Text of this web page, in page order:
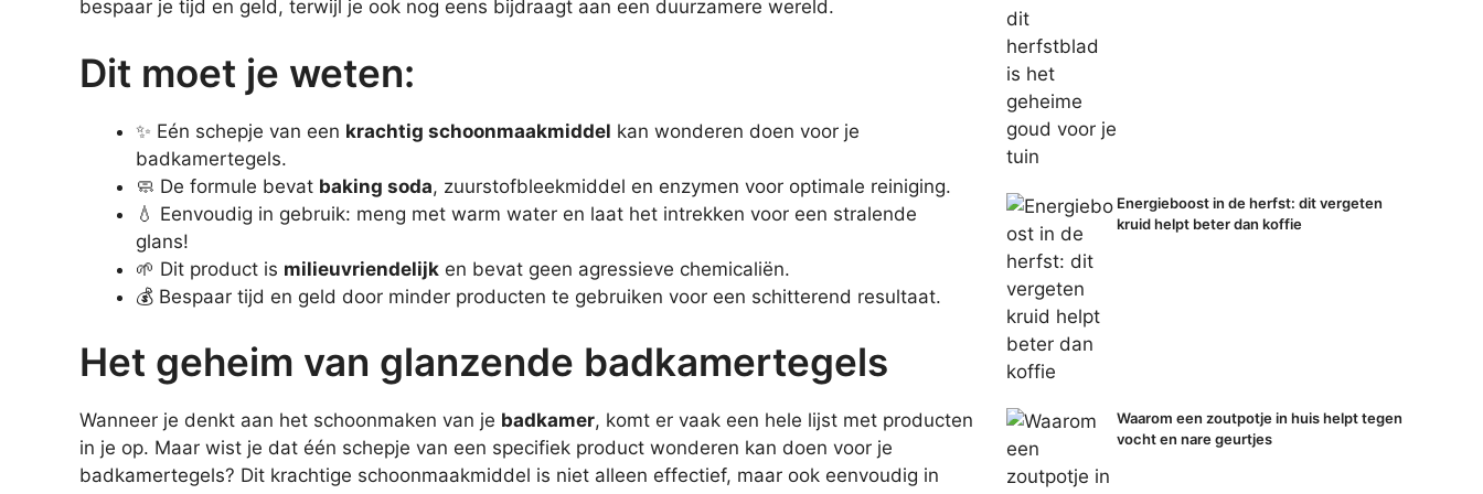
bespaar je tijd en geld, terwijl je ook nog eens bijdraagt aan een duurzamere wereld.
Dit moet je weten:
✨ Eén schepje van een krachtig schoonmaakmiddel kan wonderen doen voor je
badkamertegels.
🧼 De formule bevat baking soda, zuurstofbleekmiddel en enzymen voor optimale reiniging.
💧 Eenvoudig in gebruik: meng met warm water en laat het intrekken voor een stralende
glans!
🌱 Dit product is milieuvriendelijk en bevat geen agressieve chemicaliën.
💰 Bespaar tijd en geld door minder producten te gebruiken voor een schitterend resultaat.
Het geheim van glanzende badkamertegels
Wanneer je denkt aan het schoonmaken van je badkamer, komt er vaak een hele lijst met producten
in je op. Maar wist je dat één schepje van een specifiek product wonderen kan doen voor je
badkamertegels? Dit krachtige schoonmaakmiddel is niet alleen effectief, maar ook eenvoudig in
Energieboost in de herfst: dit vergeten
kruid helpt beter dan koffie
Waarom een zoutpotje in huis helpt tegen
vocht en nare geurtjes